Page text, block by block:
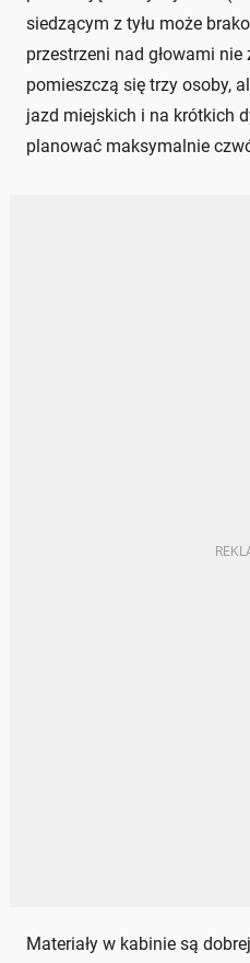
siedzącym z tyłu może
przestrzeni nad głowami
pomieszczą się trzy osoby,
jazd miejskich i na krótkich
planować maksymalnie
Materiały w kabinie są